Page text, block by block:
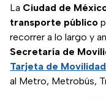
La Ciudad de
transporte público
recorrer a lo largo y
Secretaría de
Tarjeta de
al Metro, Metrobús,